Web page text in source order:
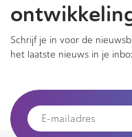
Schrijf je in voor de
het laatste nieuws in je